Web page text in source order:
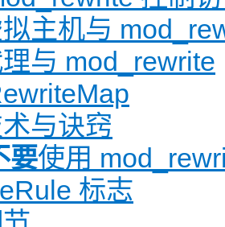
主机与
与 mod_rewrite
与诀窍
要使用
标志